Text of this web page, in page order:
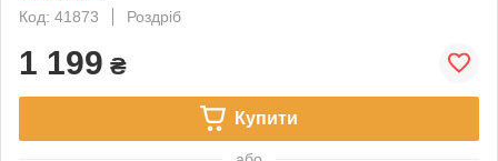
Код: 41873
Роздріб
1 199 ₴
Купити